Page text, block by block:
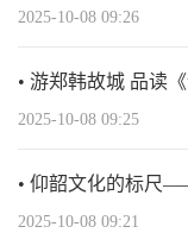
2025-10-08 09:26
游郑韩故城 品读
2025-10-08 09:25
仰韶文化的标尺
2025-10-08 09:21